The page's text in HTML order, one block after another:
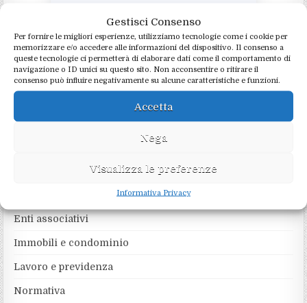
Gestisci Consenso
Per fornire le migliori esperienze, utilizziamo tecnologie come i cookie per
memorizzare e/o accedere alle informazioni del dispositivo. Il consenso a
queste tecnologie ci permetterà di elaborare dati come il comportamento di
navigazione o ID unici su questo sito. Non acconsentire o ritirare il
consenso può influire negativamente su alcune caratteristiche e funzioni.
Accetta
Nega
Visualizza le preferenze
Informativa Privacy
RICERCA NEL SITO
for:
CATEGORIE
Enti associativi
Immobili e condominio
Lavoro e previdenza
Normativa